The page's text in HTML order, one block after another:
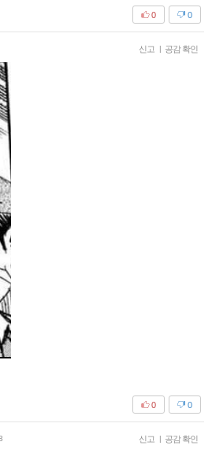
0
0
신고 공감 확인
0
0
신고 공감 확인